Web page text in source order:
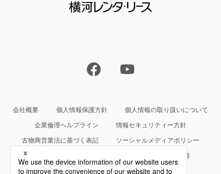
会社概要 個人情報保護方針 個人情報の取り扱いについて
企業倫理ヘルプライン 情報セキュリティー方針
古物商営業法に基づく表記 ソーシャルメディアポリシー
約款・規約等、サービス仕様書